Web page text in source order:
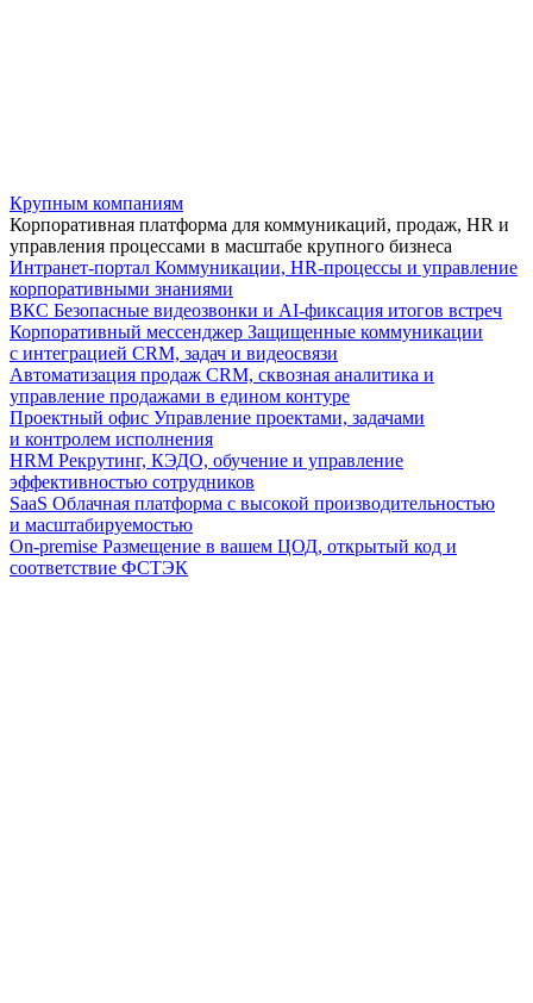
Крупным компаниям
Корпоративная платформа для коммуникаций, продаж, HR и
управления процессами в масштабе крупного бизнеса
Интранет-портал Коммуникации, HR-процессы и управление
корпоративными знаниями
ВКС Безопасные видеозвонки и AI-фиксация итогов встреч
Корпоративный мессенджер Защищенные коммуникации
с интеграцией CRM, задач и видеосвязи
Автоматизация продаж CRM, сквозная аналитика и
управление продажами в едином контуре
Проектный офис Управление проектами, задачами
и контролем исполнения
HRM Рекрутинг, КЭДО, обучение и управление
эффективностью сотрудников
SaaS Облачная платформа с высокой производительностью
и масштабируемостью
On-premise Размещение в вашем ЦОД, открытый код и
соответствие ФСТЭК